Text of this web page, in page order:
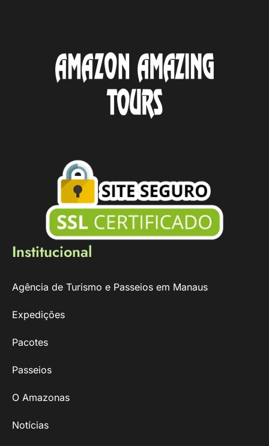
Institucional
Agência de Turismo e Passeios em Manaus
Expedições
Pacotes
Passeios
O Amazonas
Notícias